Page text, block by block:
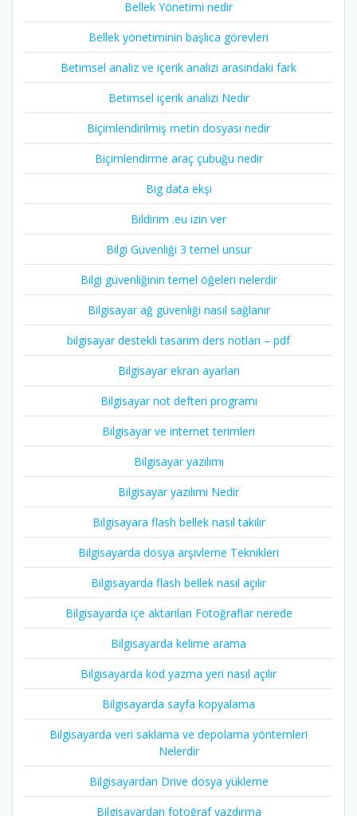
Bellek Yönetimi nedir
Bellek yönetiminin başlıca görevleri
Betimsel analiz ve içerik analizi arasındaki fark
Betimsel içerik analizi Nedir
Biçimlendirilmiş metin dosyası nedir
Biçimlendirme araç çubuğu nedir
Big data ekşi
Bildirim .eu izin ver
Bilgi Güvenliği 3 temel unsur
Bilgi güvenliğinin temel öğeleri nelerdir
Bilgisayar ağ güvenliği nasıl sağlanır
bilgisayar destekli tasarim ders notları – pdf
Bilgisayar ekran ayarları
Bilgisayar not defteri programı
Bilgisayar ve internet terimleri
Bilgisayar yazılımı
Bilgisayar yazılımı Nedir
Bilgisayara flash bellek nasıl takılır
Bilgisayarda dosya arşivleme Teknikleri
Bilgisayarda flash bellek nasıl açılır
Bilgisayarda içe aktarılan Fotoğraflar nerede
Bilgisayarda kelime arama
Bilgisayarda kod yazma yeri nasıl açılır
Bilgisayarda sayfa kopyalama
Bilgisayarda veri saklama ve depolama yöntemleri
Nelerdir
Bilgisayardan Drive dosya yükleme
Bilgisayardan fotoğraf yazdırma